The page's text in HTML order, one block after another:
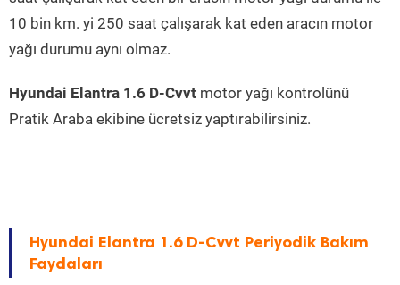
10 bin km. yi 250 saat çalışarak kat eden aracın motor
yağı durumu aynı olmaz.
Hyundai Elantra 1.6 D-Cvvt motor yağı kontrolünü
Pratik Araba ekibine ücretsiz yaptırabilirsiniz.
Hyundai Elantra 1.6 D-Cvvt Periyodik Bakım
Faydaları